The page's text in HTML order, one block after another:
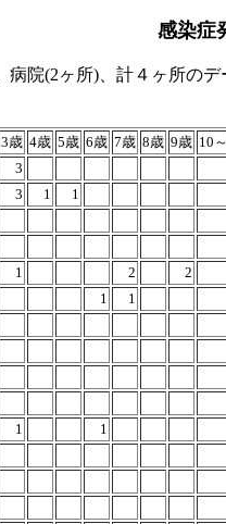
感染症
病院(2ヶ所)、計４ヶ所のデ
～令和
3歳 4歳 5歳 6歳 7歳 8歳 9歳 10
3
3 1 1
1 2 2
1 1
1 1